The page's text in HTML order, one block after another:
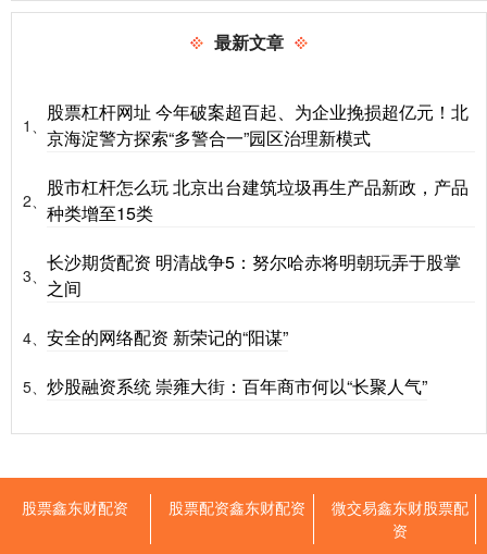
最新文章
1、
股票杠杆网址 今年破案超百起、为企业挽损超亿元！北
京海淀警方探索“多警合一”园区治理新模式
2、
股市杠杆怎么玩 北京出台建筑垃圾再生产品新政，产品
种类增至15类
3、
长沙期货配资 明清战争5：努尔哈赤将明朝玩弄于股掌
之间
4、 安全的网络配资 新荣记的“阳谋”
5、 炒股融资系统 崇雍大街：百年商市何以“长聚人气”
股票鑫东财配资 股票配资鑫东财配资
微交易鑫东财股票配
资